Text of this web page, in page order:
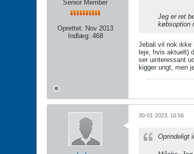
Senior Member
Oprettet: Nov 2013
Indlæg: 468
Jeg er ret
købsoption
Jebali vil nok ikke
leje, hvis aktuelt)
ser uinteressant
kigger ungt, men
30-01-2023, 16:56
Oprindeligt